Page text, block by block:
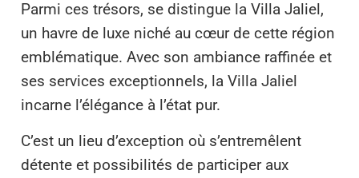
Parmi ces trésors, se distingue la Villa Jaliel,
un havre de luxe niché au cœur de cette région
emblématique. Avec son ambiance raffinée et
ses services exceptionnels, la Villa Jaliel
incarne l’élégance à l’état pur.
C’est un lieu d’exception où s’entremêlent
détente et possibilités de participer aux